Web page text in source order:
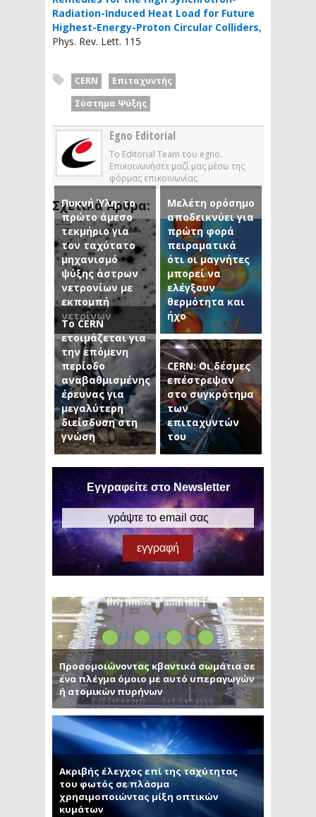
Radiation-Induced Heat Load for Future
Highest-Energy-Proton Circular Colliders,
Phys. Rev. Lett. 115
CERN
Επιταχυντής
Σύστημα Ψύξης
Egno Editorial
Το Editorial Team του egno.
Επικοινωνήστε μαζί μας μέσω της
φόρμας επικοινωνίας.
Σχετικά Άρθρα:
Πυκνή Ύλη: το
πρώτο άμεσο
τεκμήριο για
τον ταχύτατο
μηχανισμό
ψύξης άστρων
νετρονίων με
εκπομπή
νετρίνων
Μελέτη ορόσημο
αποδεικνύει για
πρώτη φορά
πειραματικά
ότι οι μαγνήτες
μπορεί να
ελέγξουν
θερμότητα και
ήχο
Το CERN
ετοιμάζεται για
την επόμενη
περίοδο
αναβαθμισμένης
έρευνας για
μεγαλύτερη
διείσδυση στη
γνώση
CERN: Οι δέσμες
επέστρεψαν
στο συγκρότημα
των
επιταχυντών
του
Εγγραφείτε στο Newsletter
Προσομοιώνοντας κβαντικά σωμάτια σε
ένα πλέγμα όμοιο με αυτό υπεραγωγών
ή ατομικών πυρήνων
Ακριβής έλεγχος επί της ταχύτητας
του φωτός σε πλάσμα
χρησιμοποιώντας μίξη οπτικών
κυμάτων